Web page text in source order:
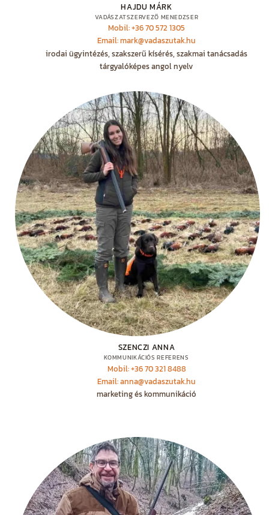
HAJDU MÁRK
VADÁSZATSZERVEZŐ MENEDZSER
Mobil: +36 70 572 1305
Email: mark@vadaszutak.hu
irodai ügyintézés, szakszerű kísérés, szakmai tanácsadás
tárgyalóképes angol nyelv
SZENCZI ANNA
KOMMUNIKÁCIÓS REFERENS
Mobil: +36 70 321 8488
Email: anna@vadaszutak.hu
marketing és kommunikáció